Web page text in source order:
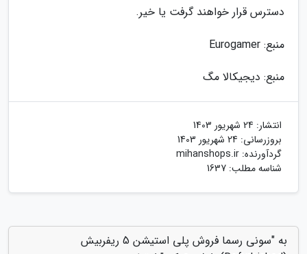
دسترس قرار خواهند گرفت یا خیر.
منبع: Eurogamer
منبع: دیجیکالا مگ
انتشار: 24 شهریور 1403
بروزرسانی: 24 شهریور 1403
گردآورنده: mihanshops.ir
شناسه مطلب: 1637
به "سونی رسما فروش پلی استیشن 5 ریفربیش